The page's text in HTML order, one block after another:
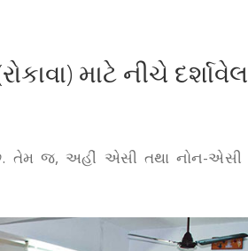
માટે નીચે દર્શાવેલ
તેમ જ, અહીં એસી તથા નોન-એસી